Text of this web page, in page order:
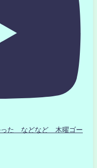
った などなど 木曜ゴー